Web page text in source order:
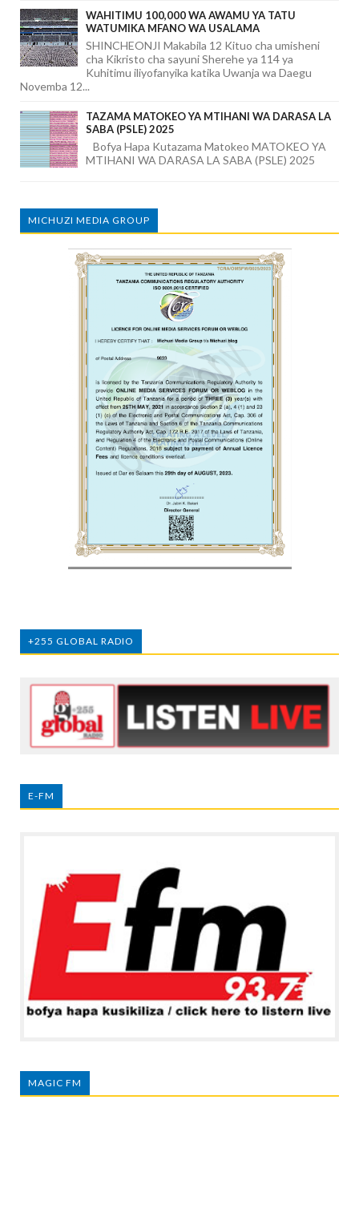
WAHITIMU 100,000 WA AWAMU YA TATU
WATUMIKA MFANO WA USALAMA
SHINCHEONJI Makabila 12 Kituo cha umisheni
cha Kikristo cha sayuni Sherehe ya 114 ya
Kuhitimu iliyofanyika katika Uwanja wa Daegu
Novemba 12...
TAZAMA MATOKEO YA MTIHANI WA DARASA LA
SABA (PSLE) 2025
Bofya Hapa Kutazama Matokeo MATOKEO YA
MTIHANI WA DARASA LA SABA (PSLE) 2025
MICHUZI MEDIA GROUP
+255 GLOBAL RADIO
E-FM
MAGIC FM